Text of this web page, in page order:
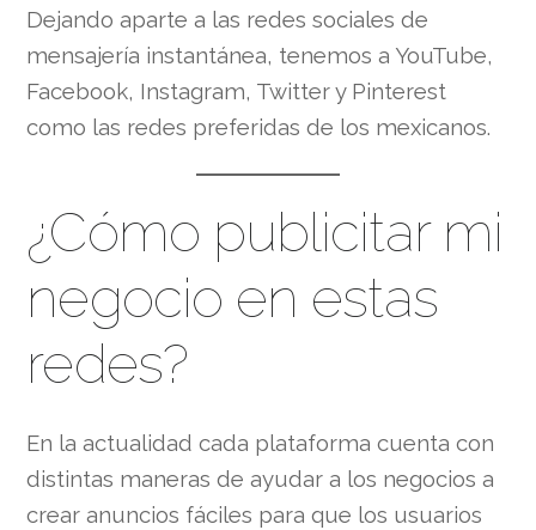
Dejando aparte a las redes sociales de
mensajería instantánea, tenemos a YouTube,
Facebook, Instagram, Twitter y Pinterest
como las redes preferidas de los mexicanos.
¿Cómo publicitar mi
negocio en estas
redes?
En la actualidad cada plataforma cuenta con
distintas maneras de ayudar a los negocios a
crear anuncios fáciles para que los usuarios